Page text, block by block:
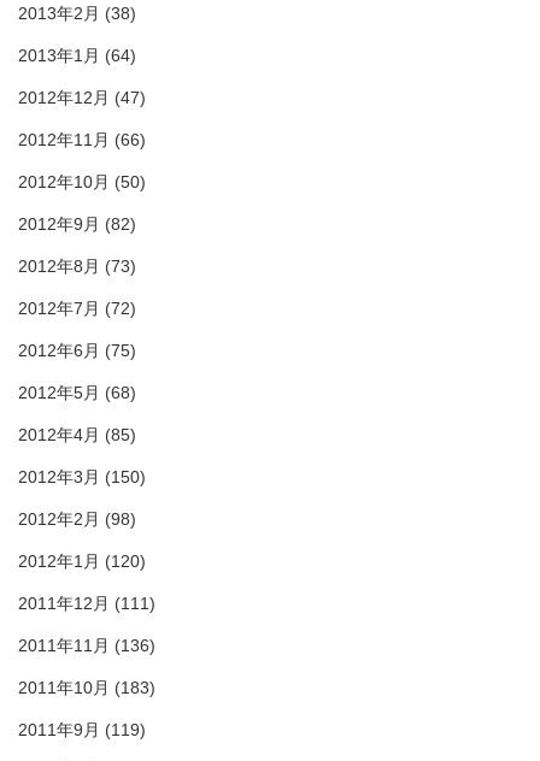
2013年2月 (38)
2013年1月 (64)
2012年12月 (47)
2012年11月 (66)
2012年10月 (50)
2012年9月 (82)
2012年8月 (73)
2012年7月 (72)
2012年6月 (75)
2012年5月 (68)
2012年4月 (85)
2012年3月 (150)
2012年2月 (98)
2012年1月 (120)
2011年12月 (111)
2011年11月 (136)
2011年10月 (183)
2011年9月 (119)